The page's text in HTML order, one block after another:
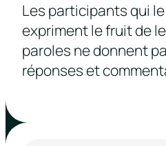
Les participants qui
expriment le fruit de
paroles ne donnent
réponses et